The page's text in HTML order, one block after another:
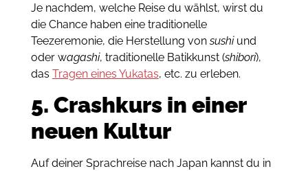
Je nachdem, welche Reise du wählst, wirst du
die Chance haben eine traditionelle
Teezeremonie, die Herstellung vonsushiund
oder wagashi, traditionelle Batikkunst (shibori),
das Tragen eines Yukatas, etc. zu erleben.
5. Crashkurs in einer
neuen Kultur
Auf deiner Sprachreise nach Japan kannst du in